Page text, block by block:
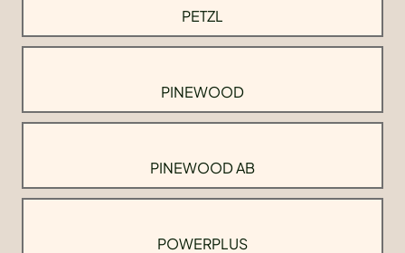
PETZL
PINEWOOD
PINEWOOD AB
POWERPLUS